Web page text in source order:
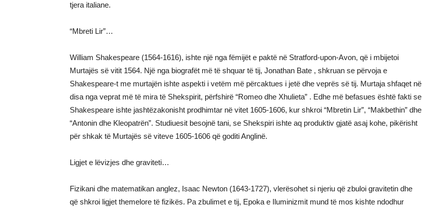
tjera italiane.
“Mbreti Lir”…
William Shakespeare (1564-1616), ishte një nga fëmijët e paktë në Stratford-upon-Avon, që i mbijetoi
Murtajës së vitit 1564. Një nga biografët më të shquar të tij, Jonathan Bate , shkruan se përvoja e
Shakespeare-t me murtajën ishte aspekti i vetëm më përcaktues i jetë dhe veprës së tij. Murtaja shfaqet në
disa nga veprat më të mira të Shekspirit, përfshirë “Romeo dhe Xhulieta” . Edhe më befasues është fakti se
Shakespeare ishte jashtëzakonisht prodhimtar në vitet 1605-1606, kur shkroi “Mbretin Lir”, “Makbethin” dhe
“Antonin dhe Kleopatrën”. Studiuesit besojnë tani, se Shekspiri ishte aq produktiv gjatë asaj kohe, pikërisht
për shkak të Murtajës së viteve 1605-1606 që goditi Anglinë.
Ligjet e lëvizjes dhe graviteti…
Fizikani dhe matematikan anglez, Isaac Newton (1643-1727), vlerësohet si njeriu që zbuloi gravitetin dhe
që shkroi ligjet themelore të fizikës. Pa zbulimet e tij, Epoka e Iluminizmit mund të mos kishte ndodhur